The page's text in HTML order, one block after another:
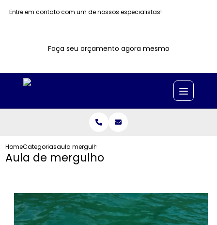
Entre em contato com um de nossos especialistas!
Faça seu orçamento agora mesmo
HomeCategoriasaula mergulho
Aula de mergulho